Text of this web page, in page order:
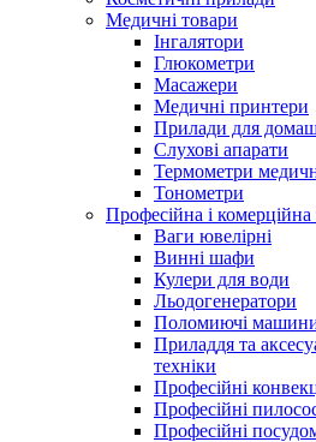
Медичні товари
Інгалятори
Глюкометри
Масажери
Медичні принтери
Прилади для
Слухові апарати
Термометри
Тонометри
Професійна і комерційна
Ваги ювелірні
Винні шафи
Кулери для води
Льодогенератори
Поломиючі
Приладдя та
техніки
Професійні
Професійні
Професійні